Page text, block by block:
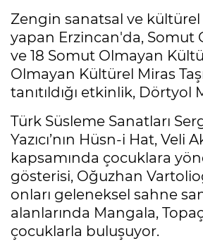
Zengin sanatsal ve
yapan Erzincan'da, Somut
ve 18 Somut Olmayan
Olmayan Kültürel Miras
tanıtıldığı etkinlik,
Türk Süsleme Sanatları
Yazıcı’nın Hüsn-i Hat,
kapsamında çocuklara
gösterisi, Oğuzhan
onları geleneksel sahne
alanlarında Mangala,
çocuklarla buluşuyor.